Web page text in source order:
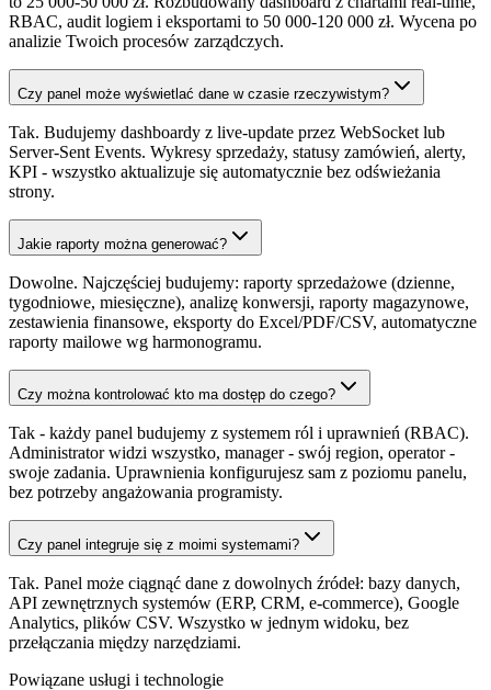
RBAC, audit logiem i eksportami to 50 000-120 000 zł. Wycena po
analizie Twoich procesów zarządczych.
Czy panel może wyświetlać dane w czasie rzeczywistym?
Tak. Budujemy dashboardy z live-update przez WebSocket lub
Server-Sent Events. Wykresy sprzedaży, statusy zamówień, alerty,
KPI - wszystko aktualizuje się automatycznie bez odświeżania
strony.
Jakie raporty można generować?
Dowolne. Najczęściej budujemy: raporty sprzedażowe (dzienne,
tygodniowe, miesięczne), analizę konwersji, raporty magazynowe,
zestawienia finansowe, eksporty do Excel/PDF/CSV, automatyczne
raporty mailowe wg harmonogramu.
Czy można kontrolować kto ma dostęp do czego?
Tak - każdy panel budujemy z systemem ról i uprawnień (RBAC).
Administrator widzi wszystko, manager - swój region, operator -
swoje zadania. Uprawnienia konfigurujesz sam z poziomu panelu,
bez potrzeby angażowania programisty.
Czy panel integruje się z moimi systemami?
Tak. Panel może ciągnąć dane z dowolnych źródeł: bazy danych,
API zewnętrznych systemów (ERP, CRM, e-commerce), Google
Analytics, plików CSV. Wszystko w jednym widoku, bez
przełączania między narzędziami.
Powiązane usługi i technologie